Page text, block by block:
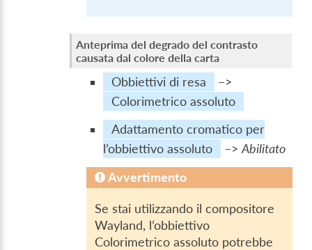
Anteprima del degrado del contrasto
causata dal colore della carta
Obbiettivi di resa
–>
Colorimetrico assoluto
Adattamento cromatico per
l’obbiettivo assoluto
–>Abilitato
Avvertimento
Se stai utilizzando il compositore
Wayland, l’obbiettivo
Colorimetrico assoluto potrebbe